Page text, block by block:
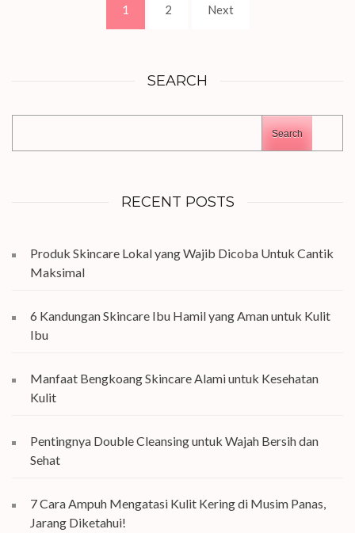
Page
1 Page
2 Next
SEARCH
Search
RECENT POSTS
Produk Skincare Lokal yang Wajib Dicoba Untuk Cantik
Maksimal
6 Kandungan Skincare Ibu Hamil yang Aman untuk Kulit
Ibu
Manfaat Bengkoang Skincare Alami untuk Kesehatan
Kulit
Pentingnya Double Cleansing untuk Wajah Bersih dan
Sehat
7 Cara Ampuh Mengatasi Kulit Kering di Musim Panas,
Jarang Diketahui!